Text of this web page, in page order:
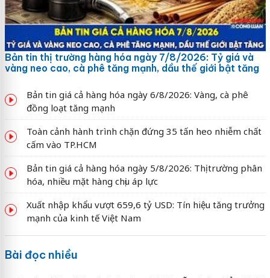
Bản tin thị trường hàng hóa ngày 7/8/2026: Tỷ giá và
vàng neo cao, cà phê tăng mạnh, dầu thế giới bật tăng
Bản tin giá cả hàng hóa ngày 6/8/2026: Vàng, cà phê
đồng loạt tăng mạnh
Toàn cảnh hành trình chặn đứng 35 tấn heo nhiễm chất
cấm vào TP.HCM
Bản tin giá cả hàng hóa ngày 5/8/2026: Thị trường phân
hóa, nhiều mặt hàng chịu áp lực
Xuất nhập khẩu vượt 659,6 tỷ USD: Tín hiệu tăng trưởng
mạnh của kinh tế Việt Nam
Bài đọc nhiều